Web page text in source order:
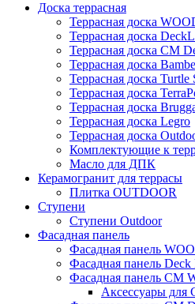
Доска террасная
Террасная доска
Террасная доска
Террасная доска CM
Террасная доска
Террасная доска Turtle
Террасная доска
Террасная доска
Террасная доска Legro
Террасная доска
Комплектующие к
Масло для ДПК
Керамогранит для террасы
Плитка OUTDOOR
Ступени
Ступени Outdoor
Фасадная панель
Фасадная панель
Фасадная панель Deck
Фасадная панель CM
Аксессуары для